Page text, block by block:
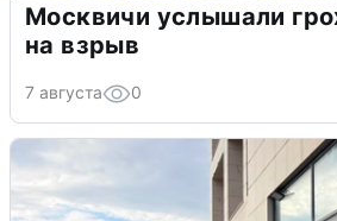
Москвичи услышали
на взрыв
7 августа 0